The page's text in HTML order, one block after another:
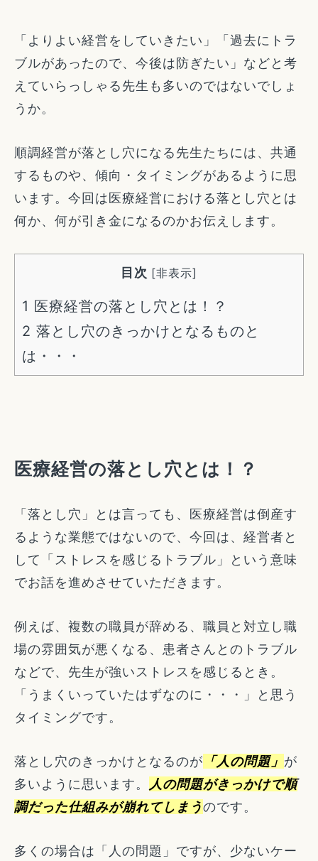
「よりよい経営をしていきたい」「過去にトラ
ブルがあったので、今後は防ぎたい」などと考
えていらっしゃる先生も多いのではないでしょ
うか。
順調経営が落とし穴になる先生たちには、共通
するものや、傾向・タイミングがあるように思
います。今回は医療経営における落とし穴とは
何か、何が引き金になるのかお伝えします。
目次 [非表示]
1 医療経営の落とし穴とは！？
2 落とし穴のきっかけとなるものと
は・・・
医療経営の落とし穴とは！？
「落とし穴」とは言っても、医療経営は倒産す
るような業態ではないので、今回は、経営者と
して「ストレスを感じるトラブル」という意味
でお話を進めさせていただきます。
例えば、複数の職員が辞める、職員と対立し職
場の雰囲気が悪くなる、患者さんとのトラブル
などで、先生が強いストレスを感じるとき。
「うまくいっていたはずなのに・・・」と思う
タイミングです。
落とし穴のきっかけとなるのが 「人の問題」 が
多いように思います。
人の問題がきっかけで順
調だった仕組みが崩れてしまうのです。
多くの場合は「人の問題」ですが、少ないケー